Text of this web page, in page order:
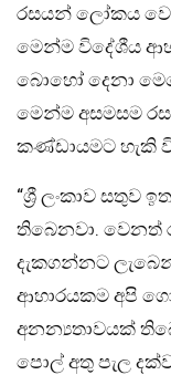
රසයන් ලෝකය
මෙන්ම විදේශීය
බොහෝ දෙනා
මෙන්ම අසමසම
කණ්ඩායමට හැකි
“ශ්‍රී ලංකාව සතුව
තිබෙනවා. වෙනත්
දැකගන්නට
ආහාරයකම අපි
අනන්‍යතාවයක්
පොල් අතු පැල